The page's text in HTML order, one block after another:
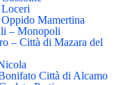
Mamertina
– Monopoli
– Città di Mazara del
Città di Alcamo